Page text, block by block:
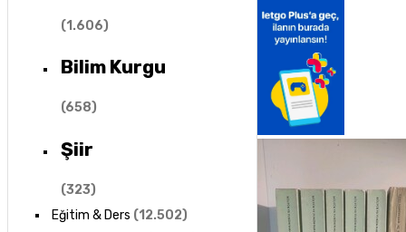
(1.606)
Bilim Kurgu
(658)
Şiir
(323)
Eğitim & Ders (12.502)